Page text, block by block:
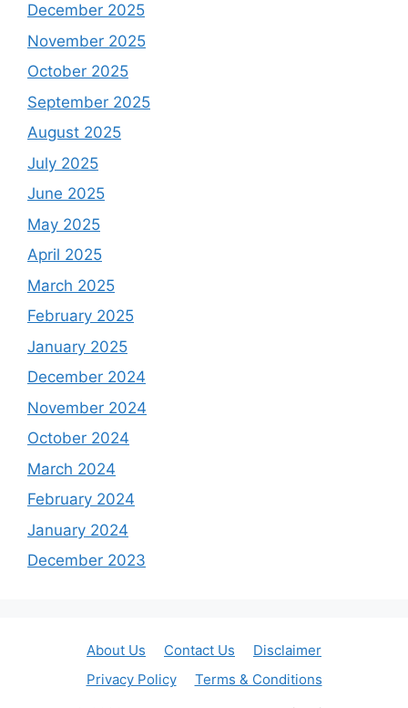
December 2025
November 2025
October 2025
September 2025
August 2025
July 2025
June 2025
May 2025
April 2025
March 2025
February 2025
January 2025
December 2024
November 2024
October 2024
March 2024
February 2024
January 2024
December 2023
About Us Contact Us
Disclaimer
Privacy Policy
Terms & Conditions